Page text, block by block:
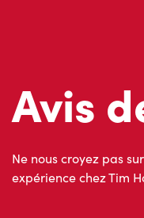
Avis
Ne nous croyez pas
expérience chez Tim